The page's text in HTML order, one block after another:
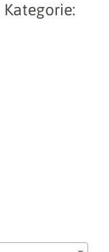
Kategorie: